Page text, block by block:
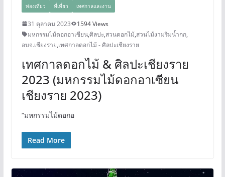
ท่องเที่ยว ที่เที่ยว เทศกาลและงาน
31 ตุลาคม 2023
1594 Views
มหกรรมไม้ดอกอาเซียน,ศิลปะ,สวนดอกไม้,สวนไม้งามริมน้ำกก,
อบจ.เชียงราย,เทศกาลดอกไม้ - ศิลปะเชียงราย
เทศกาลดอกไม้ & ศิลปะเชียงราย
2023 (มหกรรมไม้ดอกอาเซียน
เชียงราย 2023)
“มหกรรมไม้ดอกอ
Read More